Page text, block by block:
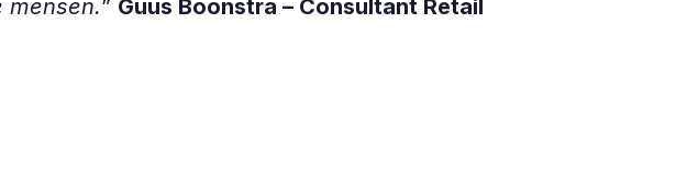
mensen.” Guus Boonstra – Consultant Retail